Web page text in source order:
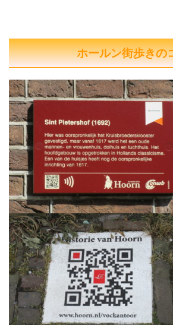
ホールン街歩きの